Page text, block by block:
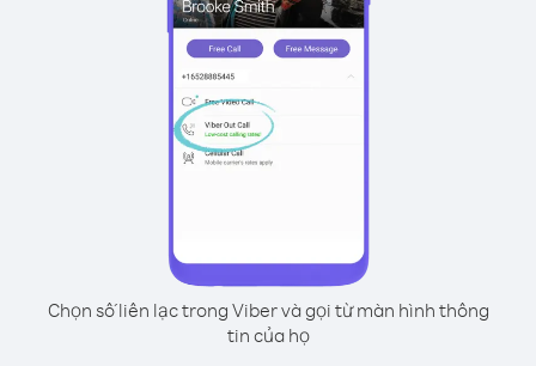
Chọn số liên lạc trong Viber và gọi từ màn hình thông
tin của họ